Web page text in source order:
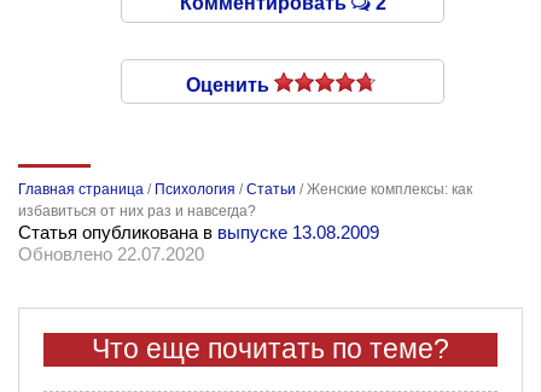
Оценить
Главная страница / Психология /Статьи /Женские комплексы: как
избавиться от них раз и навсегда?
Статья опубликована в выпуске 13.08.2009
Обновлено 22.07.2020
Что еще почитать по теме?